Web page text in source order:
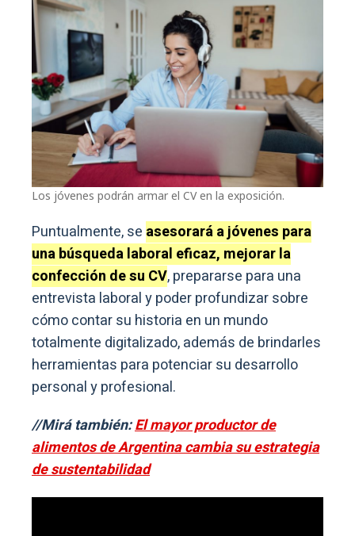
Los jóvenes podrán armar el CV en la exposición.
Puntualmente, se asesorará a jóvenes para
una búsqueda laboral eficaz, mejorar la
confección de su CV, prepararse para una
entrevista laboral y poder profundizar sobre
cómo contar su historia en un mundo
totalmente digitalizado, además de brindarles
herramientas para potenciar su desarrollo
personal y profesional.
//Mirá también:El mayor productor de
alimentos de Argentina cambia su estrategia
de sustentabilidad